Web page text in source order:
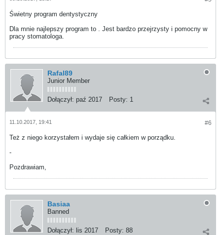
Świetny program dentystyczny
Dla mnie najlepszy program to . Jest bardzo przejrzysty i pomocny w
pracy stomatologa.
Rafal89
Junior Member
Dołączył: paź 2017 Posty: 1
#6
11.10.2017, 19:41
Też z niego korzystałem i wydaje się całkiem w porządku.
-
Pozdrawiam,
Basiaa
Banned
Dołączył: lis 2017 Posty: 88